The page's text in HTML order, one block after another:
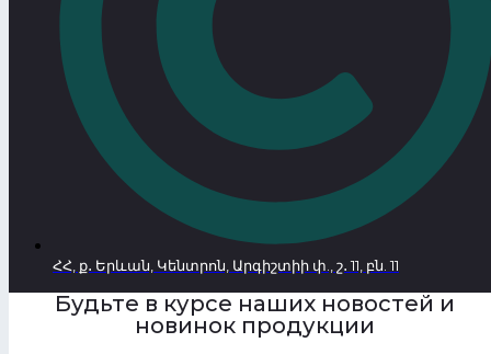
ՀՀ, ք․ Երևան, Կենտրոն, Արգիշտիի փ., շ․ 11, բն. 11
Будьте в курсе наших новостей и
новинок продукции